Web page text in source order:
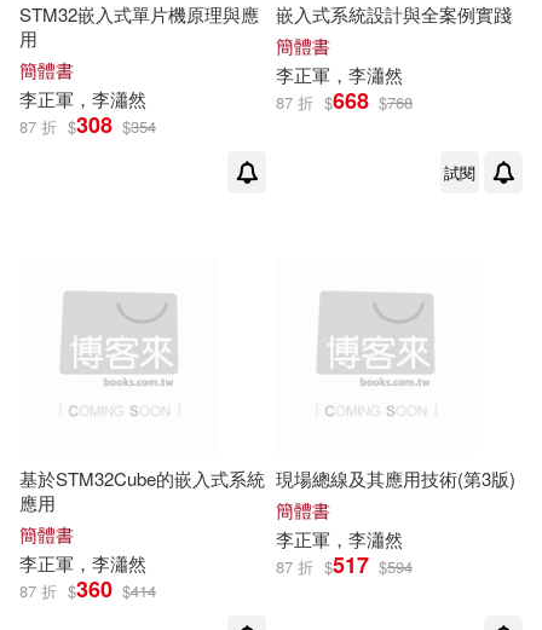
STM32嵌入式單片機原理與應
用
簡體書
李正軍 ，李瀟然
87 折 $308 $354
嵌入式系統設計與全案例實踐
簡體書
李正軍 ，李瀟然
87 折 $668 $768
試閱
基於STM32Cube的嵌入式系統
應用
簡體書
李正軍 ，李瀟然
87 折 $360 $414
現場總線及其應用技術(第3版)
簡體書
李正軍 ，李瀟然
87 折 $517 $594